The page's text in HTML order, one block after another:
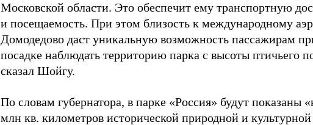
Московской области. Это обеспечит ему транспортную
и посещаемость. При этом близость к международному
Домодедово даст уникальную возможность пассажирам
посадке наблюдать территорию парка с высоты птичьего
сказал Шойгу.
По словам губернатора, в парке «Россия» будут показаны
млн кв. километров исторической природной и